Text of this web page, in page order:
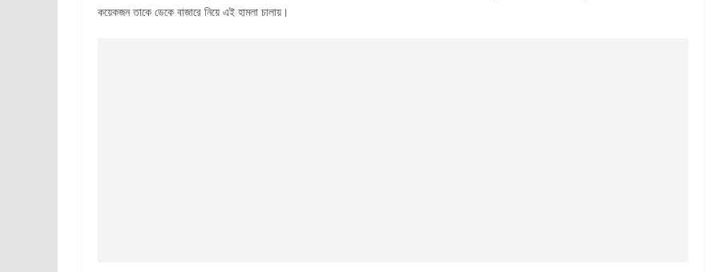
কয়েকজন তাকে ডেকে বাজারে নিয়ে এই হামলা চালায়।